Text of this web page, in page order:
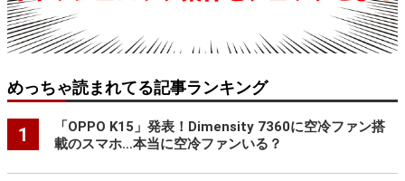
めっちゃ読まれてる記事ランキング
1
「OPPO K15」発表！Dimensity 7360に空冷ファン搭
載のスマホ…本当に空冷ファンいる？